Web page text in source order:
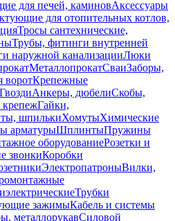
для печей, каминовАксессуары
для отопительных котлов,
Тросы сантехнические,
Трубы, фитинги внутренней
наружной канализацииЛюки
МеталлопрокатСваиЗаборы,
воротКрепежные
ГвоздиАнкеры, дюбелиСкобы,
Гайки,
шпилькиХомутыХимические
арматурыШплинтыПружины
оборудованиеРозетки и
звонкиКоробки
ЭлектропатроныВилки,
Трубки
зажимыКабель и системы
металлорукавСиловой